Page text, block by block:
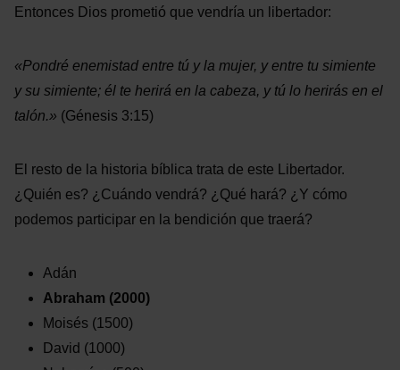
Entonces Dios prometió que vendría un libertador:
«Pondré enemistad entre tú y la mujer, yentre tu simiente
y su simiente; él te herirá en la cabeza, ytú lo herirás en el
talón.» (Génesis 3:15)
El resto de la historia bíblica trata de este Libertador.
¿Quién es? ¿Cuándo vendrá? ¿Qué hará? ¿Y cómo
podemos participar en la bendición que traerá?
Adán
Abraham (2000)
Moisés (1500)
David (1000)